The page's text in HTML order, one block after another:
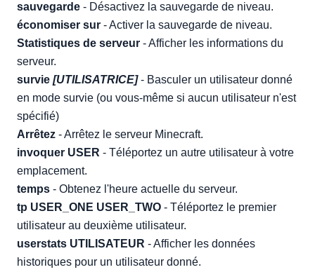
sauvegarde - Désactivez la sauvegarde de niveau.
économiser sur - Activer la sauvegarde de niveau.
Statistiques de serveur - Afficher les informations du
serveur.
survie [UTILISATRICE]- Basculer un utilisateur donné
en mode survie (ou vous-même si aucun utilisateur n'est
spécifié)
Arrêtez - Arrêtez le serveur Minecraft.
invoquer USER - Téléportez un autre utilisateur à votre
emplacement.
temps - Obtenez l'heure actuelle du serveur.
tp USER_ONE USER_TWO - Téléportez le premier
utilisateur au deuxième utilisateur.
userstats UTILISATEUR - Afficher les données
historiques pour un utilisateur donné.